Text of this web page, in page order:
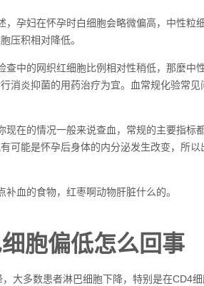
，孕妇在怀孕时白细胞会略微偏高，中性
压积相对降低。
查中的网织红细胞比例相对性稍低，那麼中
消炎抑菌的用药治疗为宜。血常规化验常
现在的情况一般来说查血，常规的主要指
可能是怀孕后身体的内分泌发生改变，所
补血的食物，红枣啊动物肝脏什么的。
胞偏低怎么回事
大多数患者淋巴细胞下降，特别是在CD4